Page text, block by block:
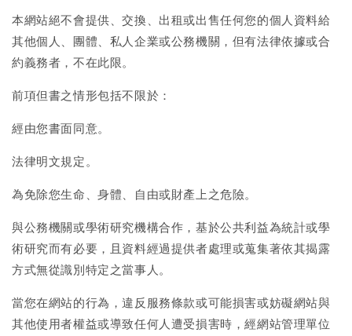
本網站絕不會提供、交換、出租或出售任何您的個人資料給
其他個人、團體、私人企業或公務機關，但有法律依據或合
約義務者，不在此限。
前項但書之情形包括不限於：
經由您書面同意。
法律明文規定。
為免除您生命、身體、自由或財產上之危險。
與公務機關或學術研究機構合作，基於公共利益為統計或學
術研究而有必要，且資料經過提供者處理或蒐集著依其揭露
方式無從識別特定之當事人。
當您在網站的行為，違反服務條款或可能損害或妨礙網站與
其他使用者權益或導致任何人遭受損害時，經網站管理單位